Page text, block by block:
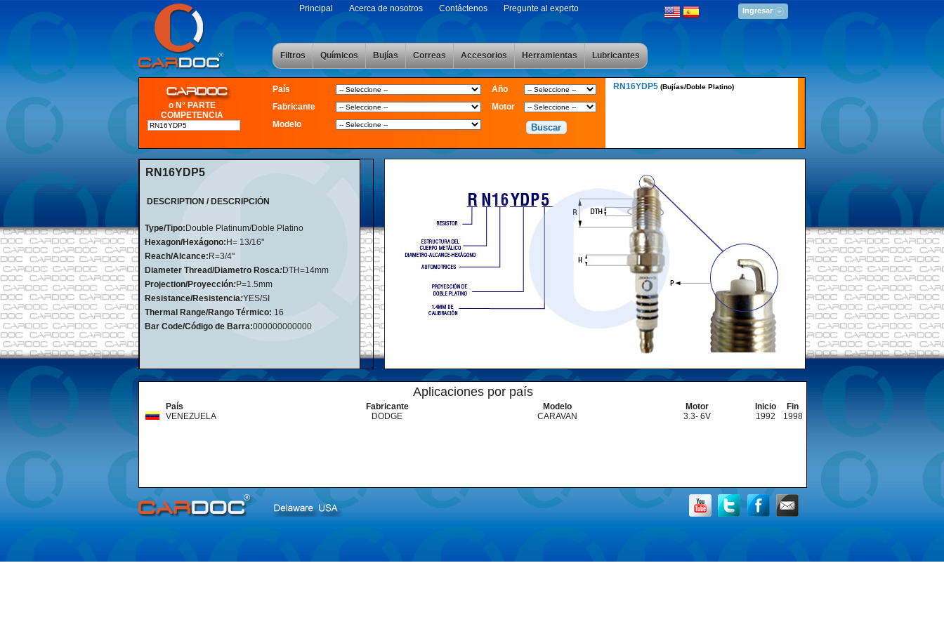
Principal Acerca de nosotros Contáctenos Pregunte al experto Ingresar
Filtros Químicos Bujías Correas Accesorios Herramientas Lubricantes
o N° PARTE
COMPETENCIA
País
Fabricante
Modelo
Año
Motor
RN16YDP5 (Bujías/Doble Platino)
RN16YDP5
DESCRIPTION / DESCRIPCIÓN
Type/Tipo: Double Platinum/Doble Platino
Hexagon/Hexágono: H= 13/16"
Reach/Alcance: R=3/4"
Diameter Thread/Diametro Rosca:DTH=14mm
Projection/Proyección:P=1.5mm
Resistance/Resistencia:YES/SI
Thermal Range/Rango Térmico: 16
Bar Code/Código de Barra:000000000000
Aplicaciones por país
País Fabricante Modelo Motor Inicio
Fin
VENEZUELA
DODGE CARAVAN 3.3- 6V 1992 1998